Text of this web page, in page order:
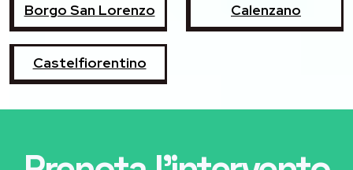
Borgo San Lorenzo Calenzano
Castelfiorentino